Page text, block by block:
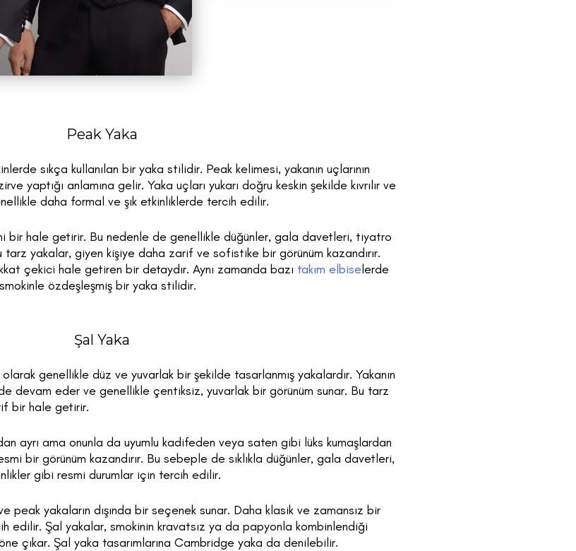
Peak Yaka
sıkça kullanılan bir yaka stilidir. Peak kelimesi, yakanın uçlarının
yaptığı anlamına gelir. Yaka uçları yukarı doğru keskin şekilde kıvrılır ve
daha formal ve şık etkinliklerde tercih edilir.
bir hale getirir. Bu nedenle de genellikle düğünler, gala davetleri, tiyatro
yakalar, giyen kişiye daha zarif ve sofistike bir görünüm kazandırır.
çekici hale getiren bir detaydır. Aynı zamanda bazı takım elbiselerde
özdeşleşmiş bir yaka stilidir.
Şal Yaka
genellikle düz ve yuvarlak bir şekilde tasarlanmış yakalardır. Yakanın
devam eder ve genellikle çentiksiz, yuvarlak bir görünüm sunar. Bu tarz
bir hale getirir.
ayrı ama onunla da uyumlu kadifeden veya saten gibi lüks kumaşlardan
bir görünüm kazandırır. Bu sebeple de sıklıkla düğünler, gala davetleri,
gibi resmi durumlar için tercih edilir.
peak yakaların dışında bir seçenek sunar. Daha klasik ve zamansız bir
edilir. Şal yakalar, smokinin kravatsız ya da papyonla kombinlendiği
çıkar. Şal yaka tasarımlarına Cambridge yaka da denilebilir.